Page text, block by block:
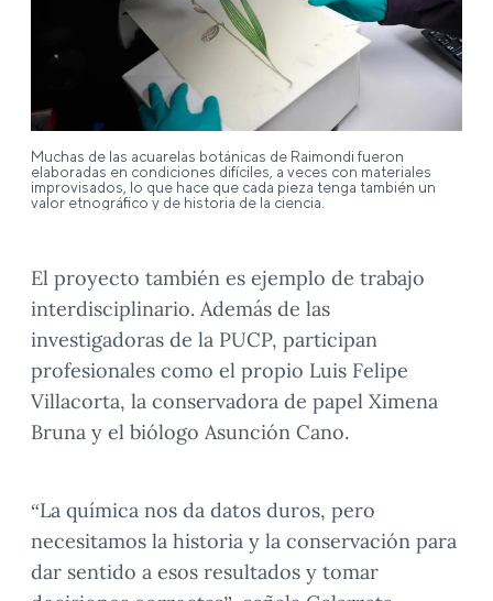
Muchas de las acuarelas botánicas de Raimondi fueron
elaboradas en condiciones difíciles, a veces con materiales
improvisados, lo que hace que cada pieza tenga también un
valor etnográfico y de historia de la ciencia.
El proyecto también es ejemplo de trabajo
interdisciplinario. Además de las
investigadoras de la PUCP, participan
profesionales como el propio Luis Felipe
Villacorta, la conservadora de papel Ximena
Bruna y el biólogo Asunción Cano.
“La química nos da datos duros, pero
necesitamos la historia y la conservación para
dar sentido a esos resultados y tomar